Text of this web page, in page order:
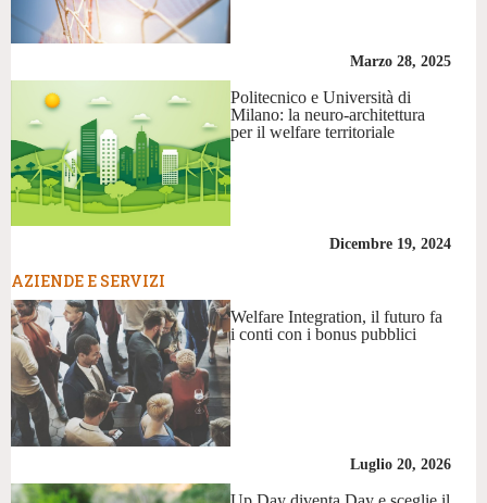
Marzo 28, 2025
Politecnico e Università di
Milano: la neuro-architettura
per il welfare territoriale
Dicembre 19, 2024
AZIENDE E SERVIZI
Welfare Integration, il futuro fa
i conti con i bonus pubblici
Luglio 20, 2026